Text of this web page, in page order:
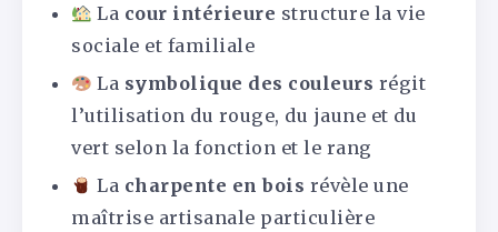
La cour intérieure structure la vie
sociale et familiale
La symbolique des couleurs régit
l’utilisation du rouge, du jaune et du
vert selon la fonction et le rang
La charpente en bois révèle une
maîtrise artisanale particulière